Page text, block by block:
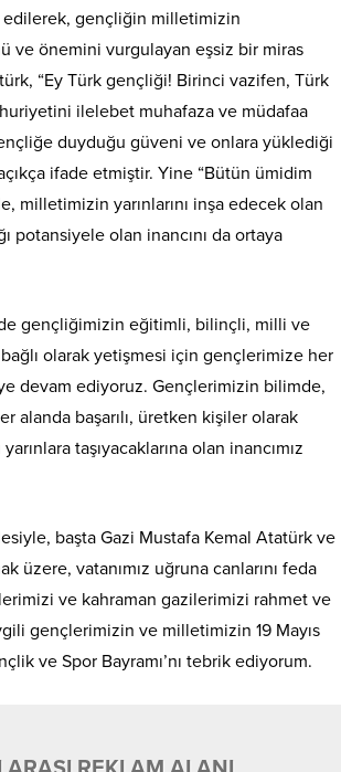
gençliğin milletimizin
ve önemini vurgulayan eşsiz bir miras
“Ey Türk gençliği! Birinci vazifen, Türk
ilelebet muhafaza ve müdafaa
duyduğu güveni ve onlara yüklediği
ifade etmiştir. Yine “Bütün ümidim
milletimizin yarınlarını inşa edecek olan
potansiyele olan inancını da ortaya
gençliğimizin eğitimli, bilinçli, milli ve
olarak yetişmesi için gençlerimize her
devam ediyoruz. Gençlerimizin bilimde,
alanda başarılı, üretken kişiler olarak
taşıyacaklarına olan inancımız
başta Gazi Mustafa Kemal Atatürk ve
üzere, vatanımız uğruna canlarını feda
ve kahraman gazilerimizi rahmet ve
gençlerimizin ve milletimizin 19 Mayıs
ve Spor Bayramı’nı tebrik ediyorum.